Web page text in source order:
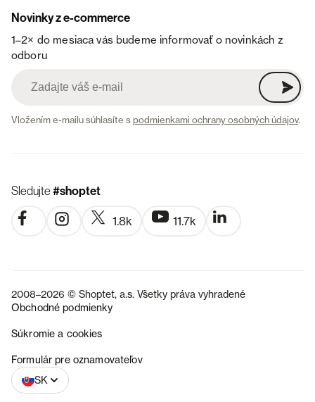
Novinky z e-commerce
1–2× do mesiaca vás budeme informovať o novinkách z
odboru
Vložením e-mailu súhlasíte spodmienkami ochrany osobných údajov.
Sledujte#shoptet
1.8k 11.7k
2008–2026 © Shoptet, a.s. Všetky práva vyhradené
Obchodné podmienky
Súkromie a cookies
Formulár pre oznamovateľov
SK